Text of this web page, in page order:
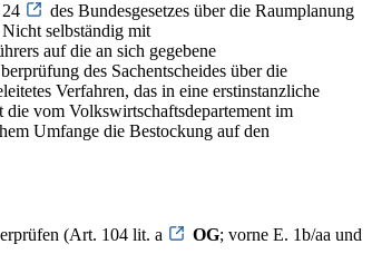
des Bundesgesetzes über die Raumplanung
selbständig mit
auf die an sich gegebene
des Sachentscheides über die
Verfahren, das in eine erstinstanzliche
die vom Volkswirtschaftsdepartement im
Umfange die Bestockung auf den
(Art. 104 lit. a OG; vorne E. 1b/aa und